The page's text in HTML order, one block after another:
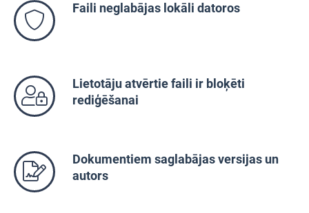
Faili neglabājas lokāli datoros
Lietotāju atvērtie faili ir bloķēti
rediģēšanai
Dokumentiem saglabājas versijas un
autors